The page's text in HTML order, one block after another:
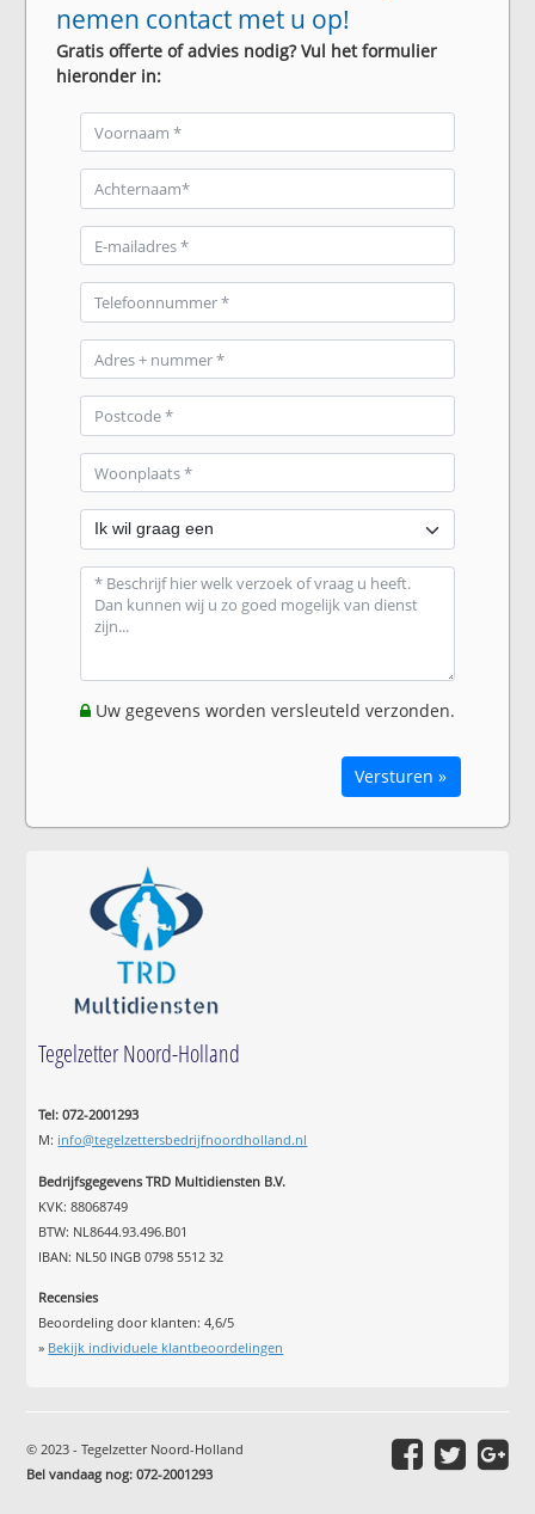
nemen contact met u op!
Gratis offerte of advies nodig? Vul het formulier
hieronder in:
Uw gegevens worden versleuteld verzonden.
Versturen »
Tegelzetter Noord-Holland
Tel: 072-2001293
M: info@tegelzettersbedrijfnoordholland.nl
Bedrijfsgegevens TRD Multidiensten B.V.
KVK: 88068749
BTW: NL8644.93.496.B01
IBAN: NL50 INGB 0798 5512 32
Recensies
Beoordeling door klanten:4,6/5
» Bekijk individuele klantbeoordelingen
© 2023 - Tegelzetter Noord-Holland
Bel vandaag nog: 072-2001293